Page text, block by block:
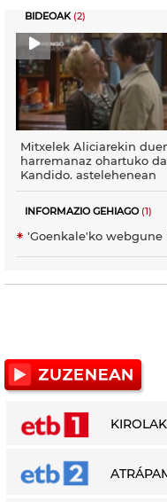
BIDEOAK (2)
Mitxelek Aliciarekin
harremanaz ohartuko da
Kandido. astelehenean
INFORMAZIO GEHIAGO(1)
'Goenkale'ko webgune
KIROLAK